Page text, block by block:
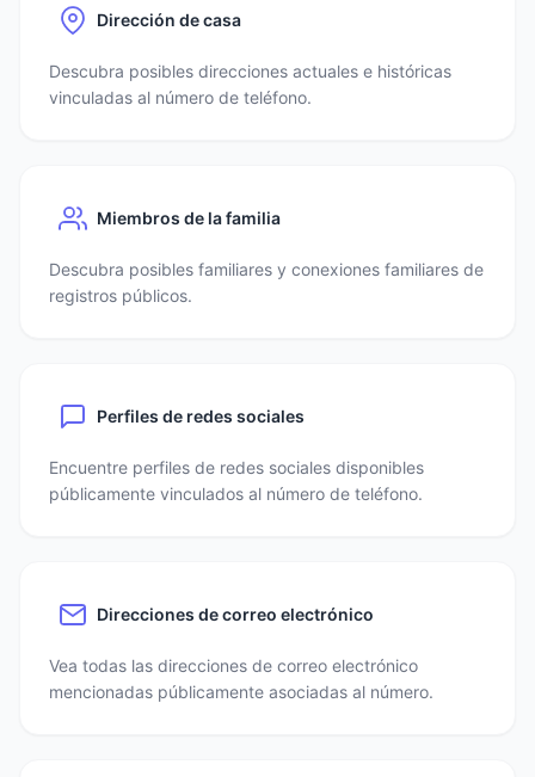
Dirección de casa
Descubra posibles direcciones actuales e históricas
vinculadas al número de teléfono.
Miembros de la familia
Descubra posibles familiares y conexiones familiares de
registros públicos.
Perfiles de redes sociales
Encuentre perfiles de redes sociales disponibles
públicamente vinculados al número de teléfono.
Direcciones de correo electrónico
Vea todas las direcciones de correo electrónico
mencionadas públicamente asociadas al número.